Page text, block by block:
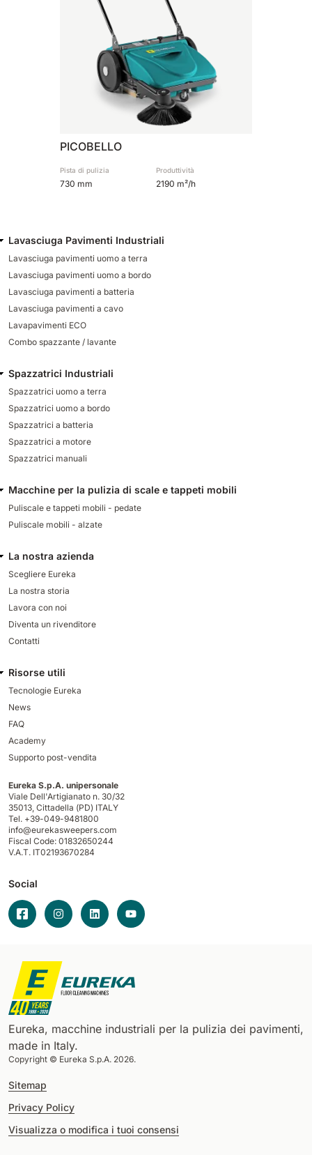
1100 mm 8800 m²/h
E110-R
1100 mm 8800 m²/h
PICOBELLO
Pista di pulizia
730 mm
Produttività
2190 m²/h
Lavasciuga Pavimenti Industriali
Lavasciuga pavimenti uomo a terra
Lavasciuga pavimenti uomo a bordo
Lavasciuga pavimenti a batteria
Lavasciuga pavimenti a cavo
Lavapavimenti ECO
Combo spazzante / lavante
Spazzatrici Industriali
Spazzatrici uomo a terra
Spazzatrici uomo a bordo
Spazzatrici a batteria
Spazzatrici a motore
Spazzatrici manuali
Macchine per la pulizia di scale e tappeti mobili
Puliscale e tappeti mobili - pedate
Puliscale mobili - alzate
La nostra azienda
Scegliere Eureka
La nostra storia
Lavora con noi
Diventa un rivenditore
Contatti
Risorse utili
Tecnologie Eureka
News
FAQ
Academy
Supporto post-vendita
Eureka S.p.A. unipersonale
Viale Dell'Artigianato n. 30/32
35013, Cittadella (PD) ITALY
Tel. +39-049-9481800
info@eurekasweepers.com
Fiscal Code: 01832650244
V.A.T. IT02193670284
Social
Eureka, macchine industriali per la pulizia dei pavimenti,
made in Italy.
Copyright © Eureka S.p.A. 2026.
Sitemap
Privacy Policy
Visualizza o modifica i tuoi consensi